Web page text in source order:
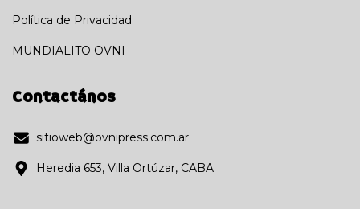
Política de Privacidad
MUNDIALITO OVNI
Contactános
sitioweb@ovnipress.com.ar
Heredia 653, Villa Ortúzar, CABA